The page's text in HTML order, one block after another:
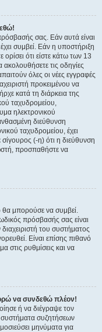
σας. Εάν αυτά είναι
συμβεί. Εάν η υποστήριξη
ορίσει ότι είστε κάτω των 13
τις οδηγίες
όλες οι νέες εγγραφές
προκειμένου να
κατά τη διάρκεια της
ταχυδρομείου,
ηλεκτρονικού
διεύθυνση
ταχυδρομείου, έχει
(-η) ότι η διεύθυνση
προσπαθήστε να
θα μπορούσε να συμβεί.
πρόσβασής σας είναι
του συστήματος
Είναι επίσης πιθανό
στις ρυθμίσεις και να
να συνδεθώ πλέον!
ή να διέγραψε τον
συζητήσεων
μηνύματα για